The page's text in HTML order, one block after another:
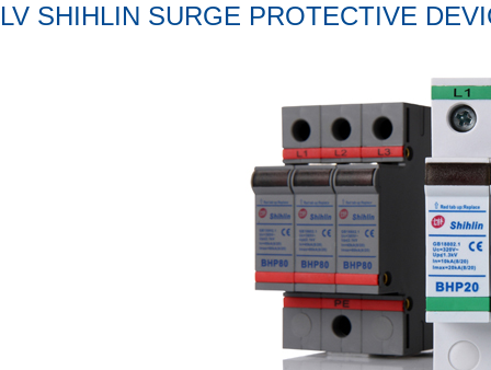
LV SHIHLIN SURGE PROTECTIVE